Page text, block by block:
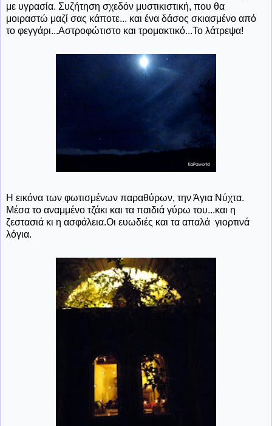
με υγρασία. Συζήτηση σχεδόν μυστικιστική, που θα
μοιραστώ μαζί σας κάποτε... και ένα δάσος σκιασμένο από
το φεγγάρι...Αστροφώτιστο και τρομακτικό...Το λάτρεψα!
Η εικόνα των φωτισμένων παραθύρων, την Άγια Νύχτα.
Μέσα το αναμμένο τζάκι και τα παιδιά γύρω του...και η
ζεστασιά κι η ασφάλεια.Οι ευωδιές και τα απαλά γιορτινά
λόγια.